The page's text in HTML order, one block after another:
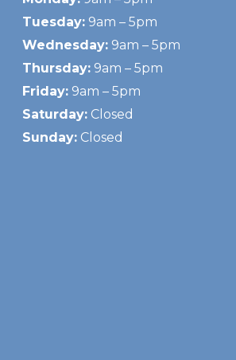
Tuesday: 9am – 5pm
Wednesday: 9am – 5pm
Thursday: 9am – 5pm
Friday: 9am – 5pm
Saturday: Closed
Sunday: Closed